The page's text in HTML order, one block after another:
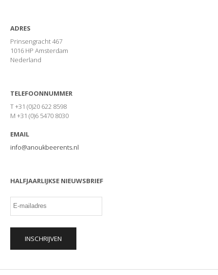
ADRES
Prinsengracht 467
1016 HP Amsterdam
Nederland
TELEFOONNUMMER
T +31 (0)20 622 8598
M +31 (0)6 5470 8030
EMAIL
info@anoukbeerents.nl
HALFJAARLIJKSE NIEUWSBRIEF